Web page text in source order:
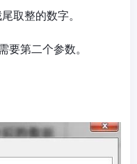
取整的数字。
第二个参数。